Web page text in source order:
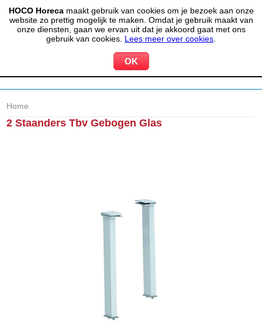
HOCO Horecamaakt gebruik van cookies om je bezoek aan onze
website zo prettig mogelijk te maken. Omdat je gebruik maakt van
onze diensten, gaan we ervan uit dat je akkoord gaat met ons
gebruik van cookies. Lees meer over cookies
(020) 497 6325 info@hocohoreca.nl
MIJN ACCOUNT 0 WINKELWAGEN
Home
2 Staanders Tbv Gebogen Glas